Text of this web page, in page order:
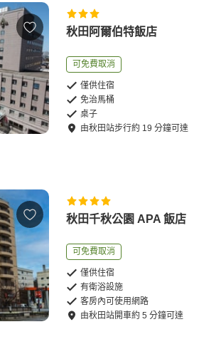
秋田阿爾伯特飯店
可免費取消
僅供住宿
免治馬桶
桌子
由秋田站步行約 19 分鐘可達
秋田千秋公園 APA 飯店
可免費取消
僅供住宿
有衛浴設施
客房內可使用網路
由秋田站開車約5 分鐘可達